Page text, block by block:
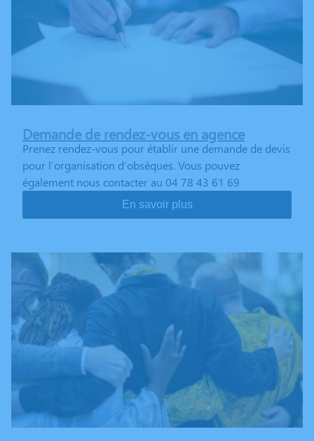
Demande de rendez-vous en agence
Prenez rendez-vous pour établir une demande de devis
pour l’organisation d’obsèques. Vous pouvez
également nous contacter au 04 78 43 61 69
En savoir plus